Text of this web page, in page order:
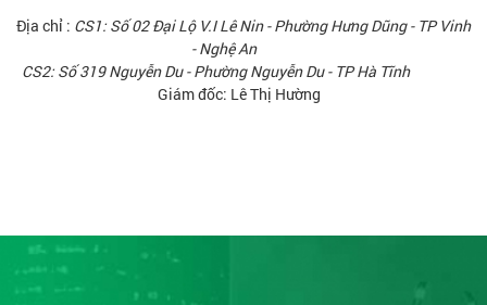
Địa chỉ : CS1: Số 02 Đại Lộ V.I Lê Nin - Phường Hưng Dũng - TP Vinh
- Nghệ An
CS2: Số 319 Nguyễn Du - Phường Nguyễn Du - TP Hà Tĩnh
Giám đốc: Lê Thị Hường